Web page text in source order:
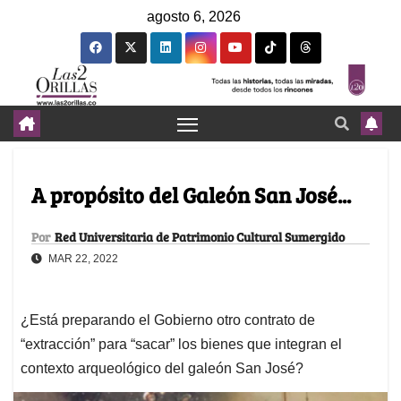
agosto 6, 2026
A propósito del Galeón San José...
Por Red Universitaria de Patrimonio Cultural Sumergido
MAR 22, 2022
¿Está preparando el Gobierno otro contrato de
“extracción” para “sacar” los bienes que integran el
contexto arqueológico del galeón San José?